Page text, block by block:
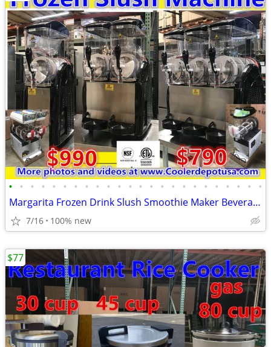
• • • • • • • • • • • • • • • • • • • • • • • •
Margarita Frozen Drink Slush Smoothie Maker Beverage Dispenser Juices
7/16 100% new
$77